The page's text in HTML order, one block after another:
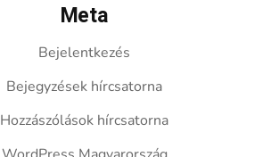
Meta
Bejelentkezés
Bejegyzések hírcsatorna
Hozzászólások hírcsatorna